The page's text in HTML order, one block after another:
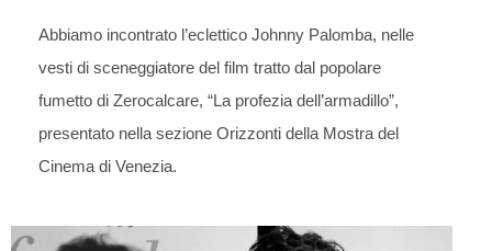
Abbiamo incontrato l’eclettico Johnny Palomba, nelle
vesti di sceneggiatore del film tratto dal popolare
fumetto di Zerocalcare, “La profezia dell’armadillo”,
presentato nella sezione Orizzonti della Mostra del
Cinema di Venezia.